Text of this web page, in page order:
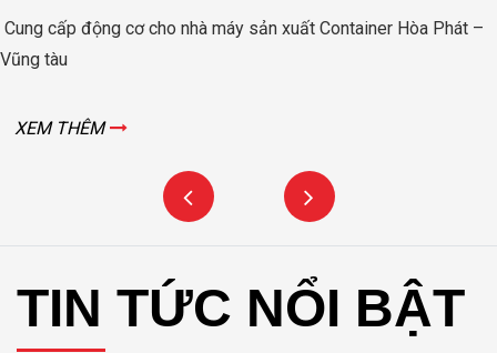
Cung cấp động cơ cho nhà máy sản xuất Container Hòa Phát –
Vũng tàu
XEM THÊM
TIN TỨC NỔI BẬT